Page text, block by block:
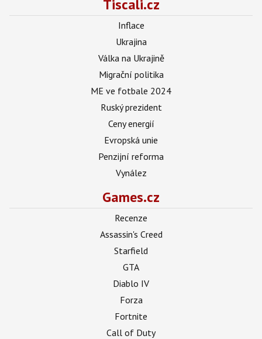
Tiscali.cz
Inflace
Ukrajina
Válka na Ukrajině
Migrační politika
ME ve fotbale 2024
Ruský prezident
Ceny energií
Evropská unie
Penzijní reforma
Vynález
Games.cz
Recenze
Assassin's Creed
Starfield
GTA
Diablo IV
Forza
Fortnite
Call of Duty